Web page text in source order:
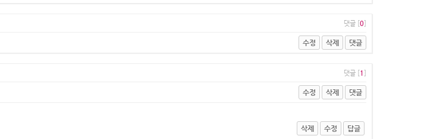
댓글 [0]
수정 삭제 댓글
댓글 [1]
수정 삭제 댓글
삭제 수정 답글